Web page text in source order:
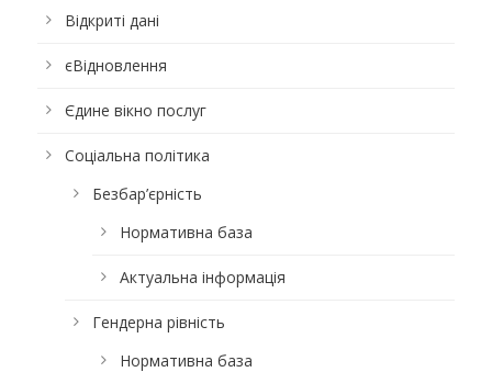
Відкриті дані
єВідновлення
Єдине вікно послуг
Соціальна політика
Безбар’єрність
Нормативна база
Актуальна інформація
Гендерна рівність
Нормативна база